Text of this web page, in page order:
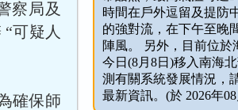
察局及
可疑人
確保師
時間在戶外逗留及提防
的強對流，在下午至晚
陣風。 另外，目前位
今日(8月8日)移入南海
測有關系統發展情況，
最新資訊。(於 2026年